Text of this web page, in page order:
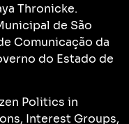
Thronicke.
de São
Comunicação da
do Estado de
Politics in
Interest Groups,